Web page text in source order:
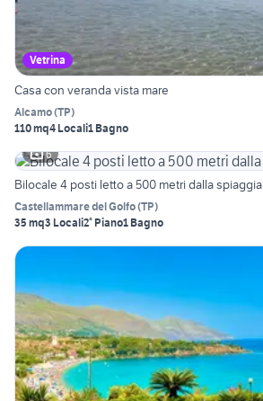
Vetrina
Casa con veranda vista mare
Alcamo(TP)
110 mq4 Locali1 Bagno
6
Bilocale 4 posti letto a 500 metri dalla spiaggia
Castellammare del Golfo(TP)
35 mq3 Locali2° Piano1 Bagno